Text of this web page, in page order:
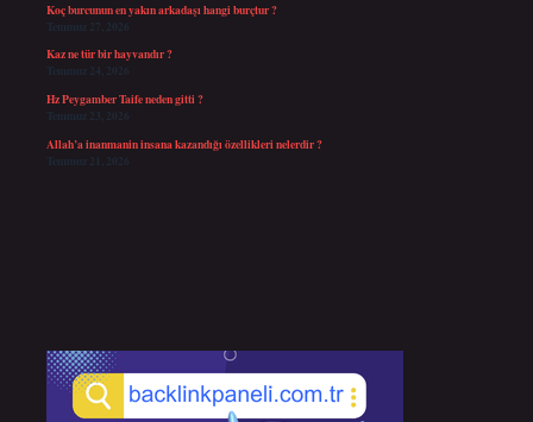
Koç burcunun en yakın arkadaşı hangi burçtur ?
Temmuz 27, 2026
Kaz ne tür bir hayvandır ?
Temmuz 24, 2026
Hz Peygamber Taife neden gitti ?
Temmuz 23, 2026
Allah’a inanmanin insana kazandığı özellikleri nelerdir ?
Temmuz 21, 2026